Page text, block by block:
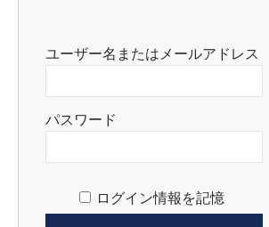
ユーザー名またはメールアドレス
パスワード
ログイン情報を記憶